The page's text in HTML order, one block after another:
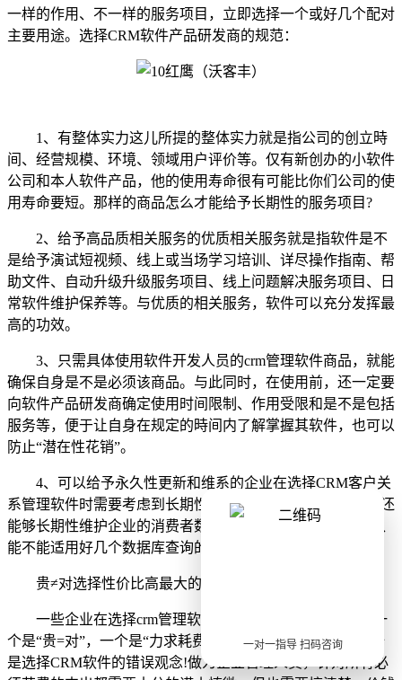
一对一指导 扫码咨询
一样的作用、不一样的服务项目，立即选择一个或好几个配对
主要用途。选择CRM软件产品研发商的规范：
1、有整体实力这儿所提的整体实力就是指公司的创立時
间、经营规模、环境、领域用户评价等。仅有新创办的小软件
公司和本人软件产品，他的使用寿命很有可能比你们公司的使
用寿命要短。那样的商品怎么才能给予长期性的服务项目?
2、给予高品质相关服务的优质相关服务就是指软件是不
是给予演试短视频、线上或当场学习培训、详尽操作指南、帮
助文件、自动升级升级服务项目、线上问题解决服务项目、日
常软件维护保养等。与优质的相关服务，软件可以充分发挥最
高的功效。
3、只需具体使用软件开发人员的crm管理软件商品，就能
确保自身是不是必须该商品。与此同时，在使用前，还一定要
向软件产品研发商确定使用时间限制、作用受限和是不是包括
服务等，便于让自身在规定的時间内了解掌握其软件，也可以
防止“潜在性花销”。
4、可以给予永久性更新和维系的企业在选择CRM客户关
系管理软件时需要考虑到长期性数据信息更新问题。此外，还
能够长期性维护企业的消费者数据信息，如信息的輸出能否、
能不能适用好几个数据库查询的融合等。
贵≠对选择性价比高最大的crm管理软件
一些企业在选择crm管理软件时非常容易走两个极端，一
个是“贵=对”，一个是“力求耗费最少
。实际上这两个极端全
是选择CRM软件的错误观念!做为企业管理人员，针对所有必